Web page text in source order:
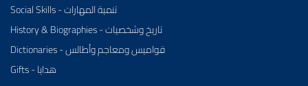
Social Skills - تنمية المهارات
History & Biographies - تاريخ وشخصيات
Dictionaries - قواميس ومعاجم وأطالس
Gifts - هدايا